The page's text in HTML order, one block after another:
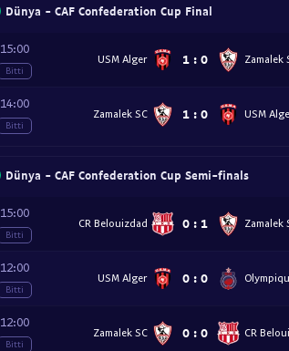
Dünya - CAF Confederation Cup Final
15:00
Bitti
USM Alger 1 : 0 Zamalek
14:00
Bitti
Zamalek SC 1 : 0 USM
Dünya - CAF Confederation Cup Semi-finals
15:00
Bitti
CR Belouizdad 0 : 1 Zamalek
12:00
Bitti
USM Alger 0 : 0
12:00
Bitti
Zamalek SC 0 : 0 CR